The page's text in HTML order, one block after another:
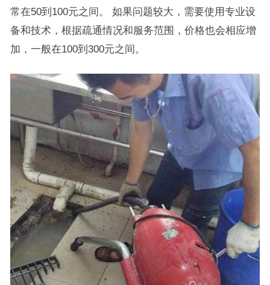
常在50到100元之间。 如果问题较大，需要使用专业设
备和技术，根据疏通情况和服务范围，价格也会相应增
加，一般在100到300元之间。